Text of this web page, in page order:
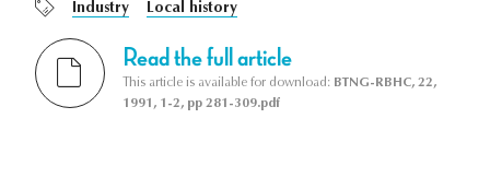
Industry Local history
Read the full article
This article is available for download: BTNG-RBHC, 22,
1991, 1-2, pp 281-309.pdf